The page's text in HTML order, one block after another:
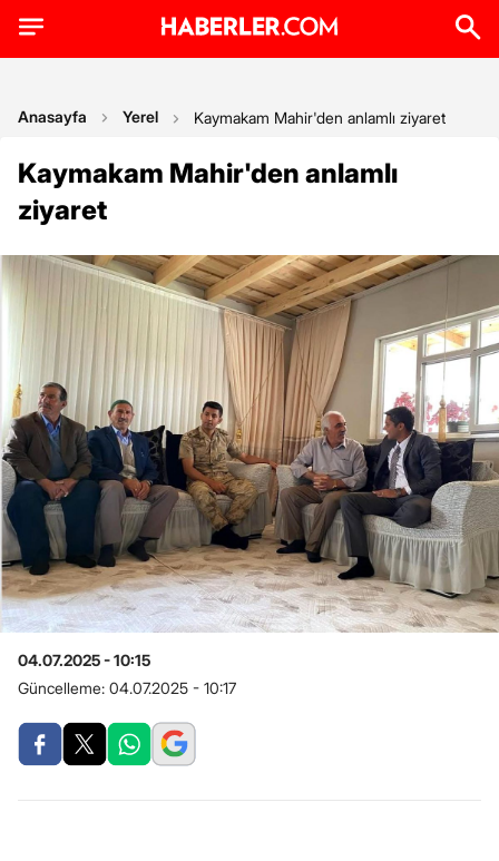
Anasayfa Yerel Kaymakam Mahir'den anlamlı ziyaret
Kaymakam Mahir'den anlamlı
ziyaret
04.07.2025 - 10:15
Güncelleme: 04.07.2025 - 10:17